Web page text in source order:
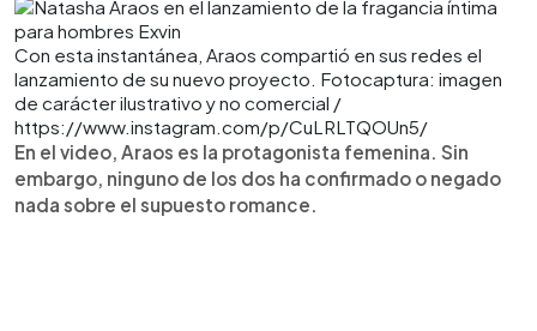
Con esta instantánea, Araos compartió en sus redes el
lanzamiento de su nuevo proyecto. Fotocaptura: imagen
de carácter ilustrativo y no comercial /
https://www.instagram.com/p/CuLRLTQOUn5/
En el video, Araos es la protagonista femenina. Sin
embargo, ninguno de los dos ha confirmado o negado
nada sobre el supuesto romance.